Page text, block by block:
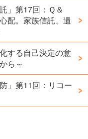
」第17回：Ｑ＆
配。家族信託、遺
する自己決定の意
ら～
」第11回：リコー